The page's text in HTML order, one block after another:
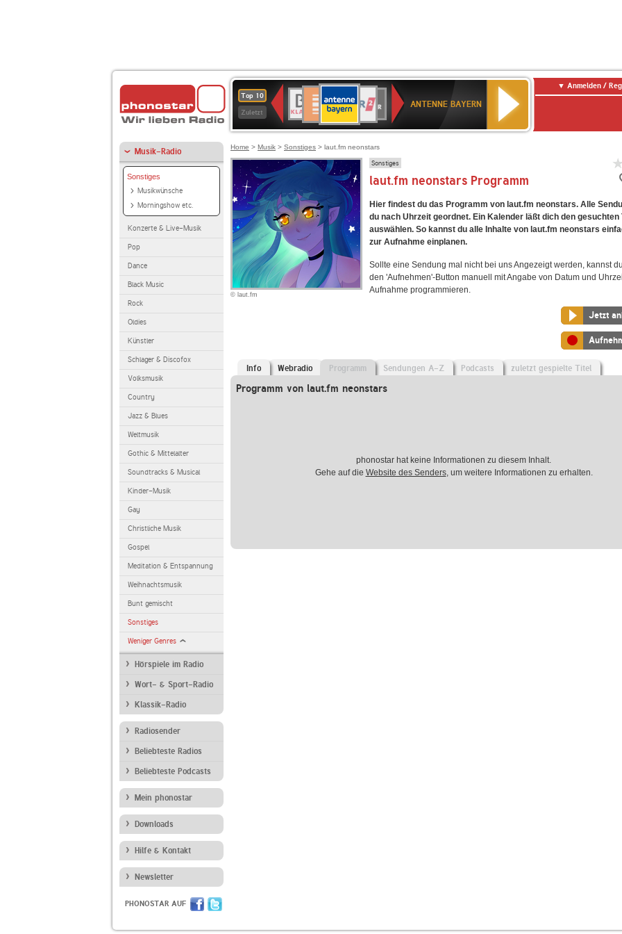
Top 10
Zuletzt
Deutschlandfunk
80er
90er
OLDIE
ANTENNE
SWR3
WDR
4
BR-
KLASSIK
Deutschlandfunk
KulturBAYERN
2
SWR
Kultur
NDR
2
ANTENNE BAYERN
Anmelden /
Musik-Radio
Sonstiges
Musikwünsche
Morningshow etc.
Konzerte & Live-Musik
Pop
Dance
Black Music
Rock
Oldies
Künstler
Schlager & Discofox
Volksmusik
Country
Jazz & Blues
Weltmusik
Gothic & Mittelalter
Soundtracks & Musical
Kinder-Musik
Gay
Christliche Musik
Gospel
Meditation & Entspannung
Weihnachtsmusik
Bunt gemischt
Sonstiges
Weniger Genres
Hörspiele im Radio
Wort- & Sport-Radio
Klassik-Radio
Radiosender
Beliebteste Radios
Beliebteste Podcasts
Mein phonostar
Downloads
Hilfe & Kontakt
Newsletter
PHONOSTAR AUF
Home > Musik > Sonstiges > laut.fm neonstars
© laut.fm
Sonstiges
laut.fm neonstars Programm
Hier findest du das Programm von laut.fm neonstars. Alle
du nach Uhrzeit geordnet. Ein Kalender läßt dich den gesuchten
auswählen. So kannst du alle Inhalte von laut.fm neonstars
zur Aufnahme einplanen.
Sollte eine Sendung mal nicht bei uns Angezeigt werden, kannst
den 'Aufnehmen'-Button manuell mit Angabe von Datum und
Aufnahme programmieren.
Jetzt
Info Webradio Programm Sendungen A-Z Podcasts zuletzt gespielte Titel
Programm von laut.fm neonstars
phonostar hat keine Informationen zu diesem Inhalt.
Gehe auf die Website des Senders, um weitere Informationen zu erhalten.